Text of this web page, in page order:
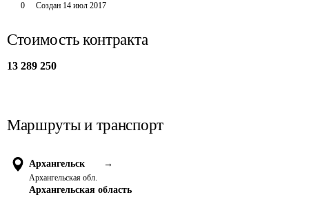
0 Создан 14 июл 2017
Стоимость контракта
13 289 250
Маршруты и транспорт
Архангельск →
Архангельская обл.
Архангельская область